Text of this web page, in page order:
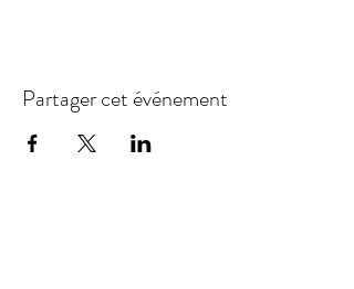
Partager cet événement